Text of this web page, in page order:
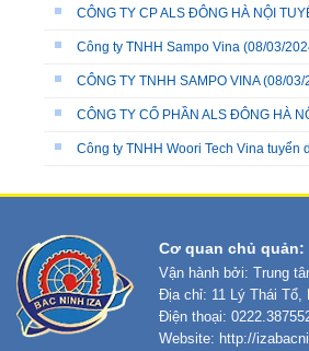
CÔNG TY CP ALS ĐÔNG HÀ NỘI
Công ty TNHH Sampo Vina (08/03/
CÔNG TY TNHH SAMPO VINA(08/03/
CÔNG TY CỔ PHẦN ALS ĐÔNG HÀ
Công ty TNHH Woori Tech Vina tuyển
Cơ quan chủ quản:
Vận hành bởi: Trung
Địa chỉ: 11 Lý Thái Tổ,
Điện thoại:
Website: http://